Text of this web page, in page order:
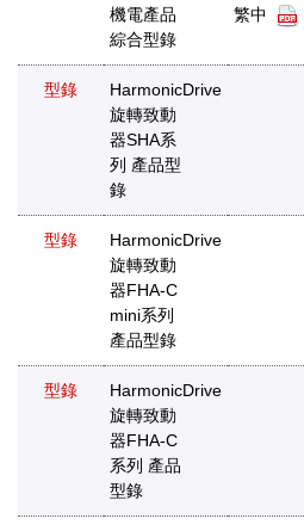
機電產品
綜合型錄
繁中
型錄
HarmonicDrive
旋轉致動
器SHA系
列 產品型
錄
型錄
HarmonicDrive
旋轉致動
器FHA-C
mini系列
產品型錄
型錄
HarmonicDrive
旋轉致動
器FHA-C
系列 產品
型錄